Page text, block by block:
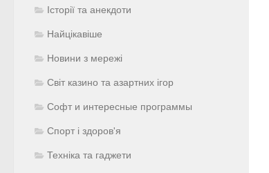
Історії та анекдоти
Найцікавіше
Новини з мережі
Світ казино та азартних ігор
Софт и интересные программы
Спорт і здоров'я
Техніка та гаджети